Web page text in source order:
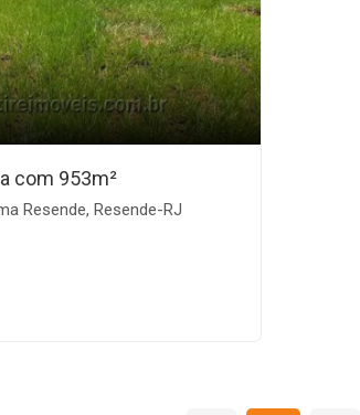
com 953m²
Resende, Resende-RJ